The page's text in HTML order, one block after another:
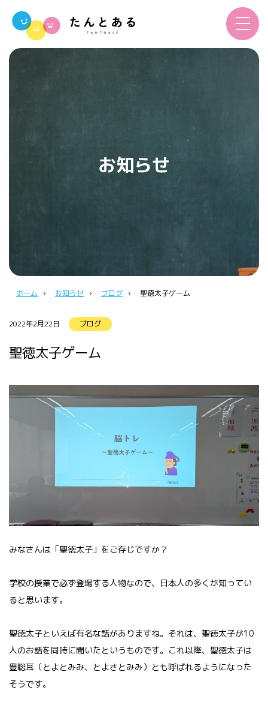
toggle
お知らせ
ホーム › お知らせ › ブログ › 聖徳太子ゲーム
2022年2月22日 ブログ
聖徳太子ゲーム
みなさんは「聖徳太子」をご存じですか？
学校の授業で必ず登場する人物なので、日本人の多くが知ってい
ると思います。
聖徳太子といえば有名な話がありますね。それは、聖徳太子が10
人のお話を同時に聞いたというものです。これ以降、聖徳太子は
豊聡耳（とよとみみ、とよさとみみ）とも呼ばれるようになった
そうです。